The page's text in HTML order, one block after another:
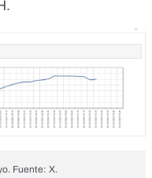
Fuente: X.